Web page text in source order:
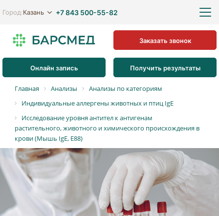
Город:Казань +7 843 500-55-82
Онлайн запись Получить результаты
Заказать звонок
Главная Анализы
Анализы по категориям
Индивидуальные аллергены животных и птиц IgE
Исследование уровня антител к антигенам
растительного, животного и химического происхождения в
крови (Мышь IgE, E88)